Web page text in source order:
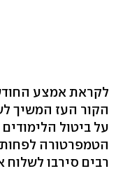
לקראת אמצע
הקור העז המשיך
על ביטול
רבים סירבו לשלוח